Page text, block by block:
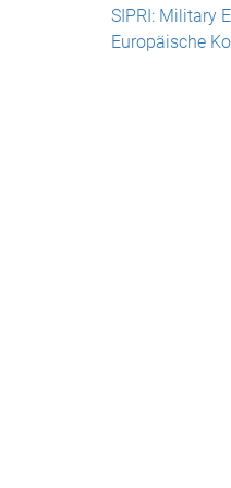
SIPRI: Military
Europäische